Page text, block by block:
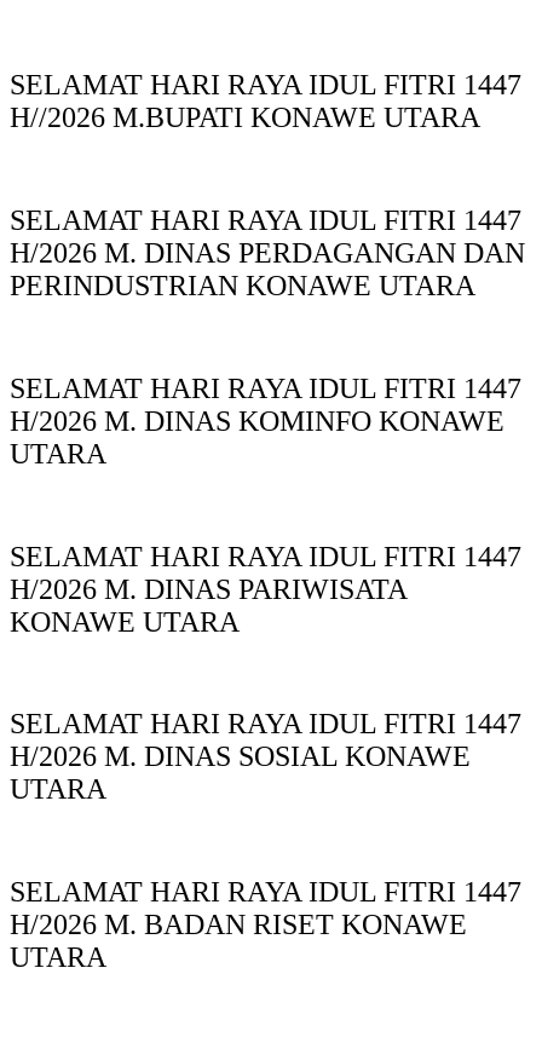
SELAMAT HARI RAYA IDUL FITRI 1447
H//2026 M.BUPATI KONAWE UTARA
SELAMAT HARI RAYA IDUL FITRI 1447
H/2026 M. DINAS PERDAGANGAN DAN
PERINDUSTRIAN KONAWE UTARA
SELAMAT HARI RAYA IDUL FITRI 1447
H/2026 M. DINAS KOMINFO KONAWE
UTARA
SELAMAT HARI RAYA IDUL FITRI 1447
H/2026 M. DINAS PARIWISATA
KONAWE UTARA
SELAMAT HARI RAYA IDUL FITRI 1447
H/2026 M. DINAS SOSIAL KONAWE
UTARA
SELAMAT HARI RAYA IDUL FITRI 1447
H/2026 M. BADAN RISET KONAWE
UTARA